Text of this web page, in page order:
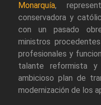
Monarquía,
conservadora y
con un pasado
ministros
profesionales y
talante reformista
ambicioso plan de
modernización de los